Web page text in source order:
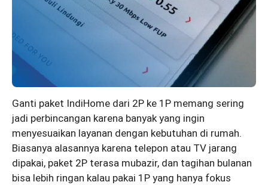
Ganti paket IndiHome dari 2P ke 1P memang sering
jadi perbincangan karena banyak yang ingin
menyesuaikan layanan dengan kebutuhan di rumah.
Biasanya alasannya karena telepon atau TV jarang
dipakai, paket 2P terasa mubazir, dan tagihan bulanan
bisa lebih ringan kalau pakai 1P yang hanya fokus